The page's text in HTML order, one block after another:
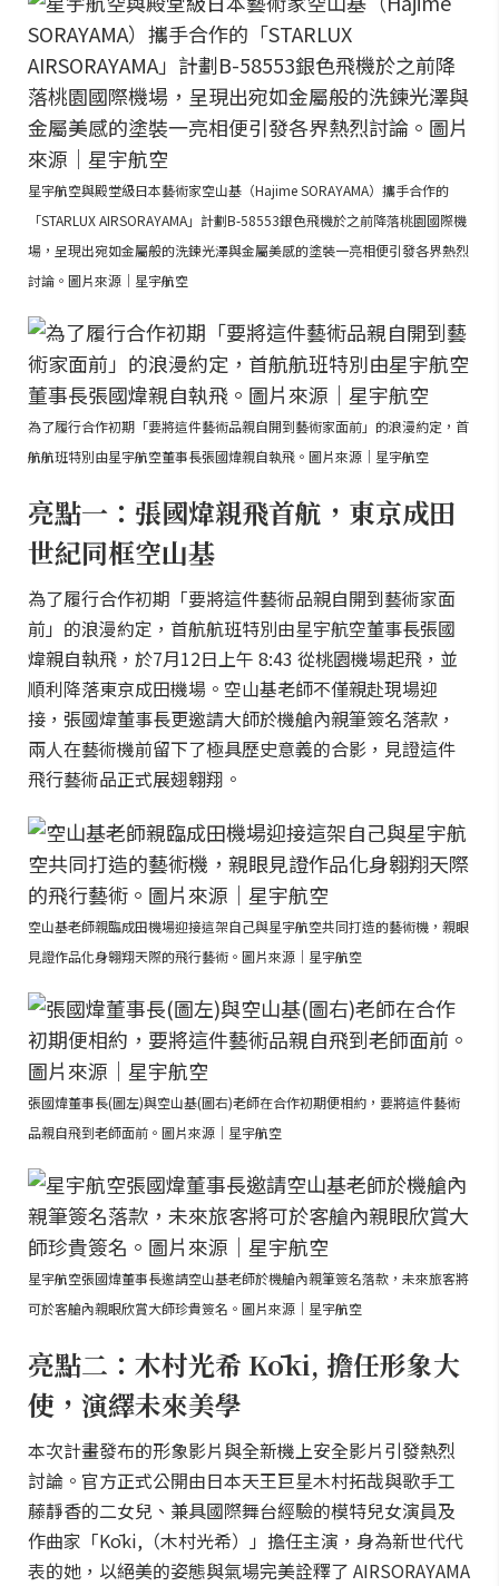
星宇航空與殿堂級日本藝術家空山基（Hajime SORAYAMA）攜手合作的
「STARLUX AIRSORAYAMA」計劃B-58553銀色飛機於之前降落桃園國際機
場，呈現出宛如金屬般的洗鍊光澤與金屬美感的塗裝一亮相便引發各界熱烈
討論。圖片來源｜星宇航空
為了履行合作初期「要將這件藝術品親自開到藝術家面前」的浪漫約定，首
航航班特別由星宇航空董事長張國煒親自執飛。圖片來源｜星宇航空
亮點一：張國煒親飛首航，東京成田
世紀同框空山基
為了履行合作初期「要將這件藝術品親自開到藝術家面
前」的浪漫約定，首航航班特別由星宇航空董事長張國
煒親自執飛，於7月12日上午 8:43 從桃園機場起飛，並
順利降落東京成田機場。空山基老師不僅親赴現場迎
接，張國煒董事長更邀請大師於機艙內親筆簽名落款，
兩人在藝術機前留下了極具歷史意義的合影，見證這件
飛行藝術品正式展翅翱翔。
空山基老師親臨成田機場迎接這架自己與星宇航空共同打造的藝術機，親眼
見證作品化身翱翔天際的飛行藝術。圖片來源｜星宇航空
張國煒董事長(圖左)與空山基(圖右)老師在合作初期便相約，要將這件藝術
品親自飛到老師面前。圖片來源｜星宇航空
星宇航空張國煒董事長邀請空山基老師於機艙內親筆簽名落款，未來旅客將
可於客艙內親眼欣賞大師珍貴簽名。圖片來源｜星宇航空
亮點二：木村光希 Kōki, 擔任形象大
使，演繹未來美學
本次計畫發布的形象影片與全新機上安全影片引發熱烈
討論。官方正式公開由日本天王巨星木村拓哉與歌手工
藤靜香的二女兒、兼具國際舞台經驗的模特兒女演員及
作曲家「Kōki,（木村光希）」擔任主演，身為新世代代
表的她，以絕美的姿態與氣場完美詮釋了 AIRSORAYAMA